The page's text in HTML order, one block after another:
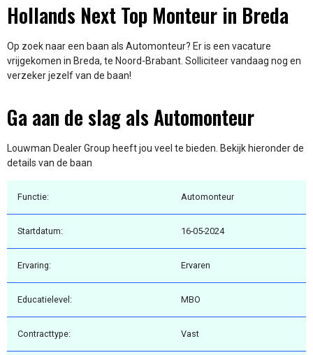
Hollands Next Top Monteur in Breda
Op zoek naar een baan als Automonteur? Er is een vacature
vrijgekomen in Breda, te Noord-Brabant. Solliciteer vandaag nog en
verzeker jezelf van de baan!
Ga aan de slag als Automonteur
Louwman Dealer Group heeft jou veel te bieden. Bekijk hieronder de
details van de baan
Functie: Automonteur
Startdatum: 16-05-2024
Ervaring: Ervaren
Educatielevel: MBO
Contracttype: Vast